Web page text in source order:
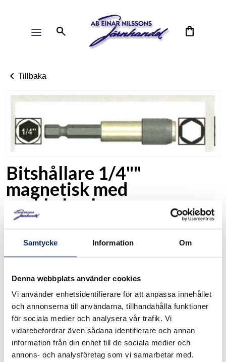
Samtycke Information Om
Denna webbplats använder cookies
Vi använder enhetsidentifierare för att anpassa innehållet
och annonserna till användarna, tillhandahålla funktioner
för sociala medier och analysera vår trafik. Vi
vidarebefordrar även sådana identifierare och annan
information från din enhet till de sociala medier och
annons- och analysföretag som vi samarbetar med.
search shopping_bag
chevron_left Tillbaka
Bitshållare 1/4""
magnetisk med
snabbchuck
Art. nr: 241203
Bitshållare 1/4" E6 magnetisk med snabbchuck Extra stark
I lager
Antal
remove add
149kr
Lägg i varukorg